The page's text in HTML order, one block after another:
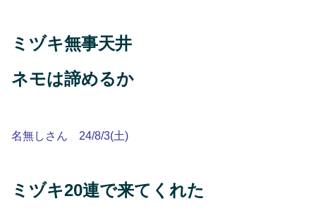
ミヅキ無事天井
ネモは諦めるか
名無しさん 24/8/3(土)
ミヅキ20連で来てくれた